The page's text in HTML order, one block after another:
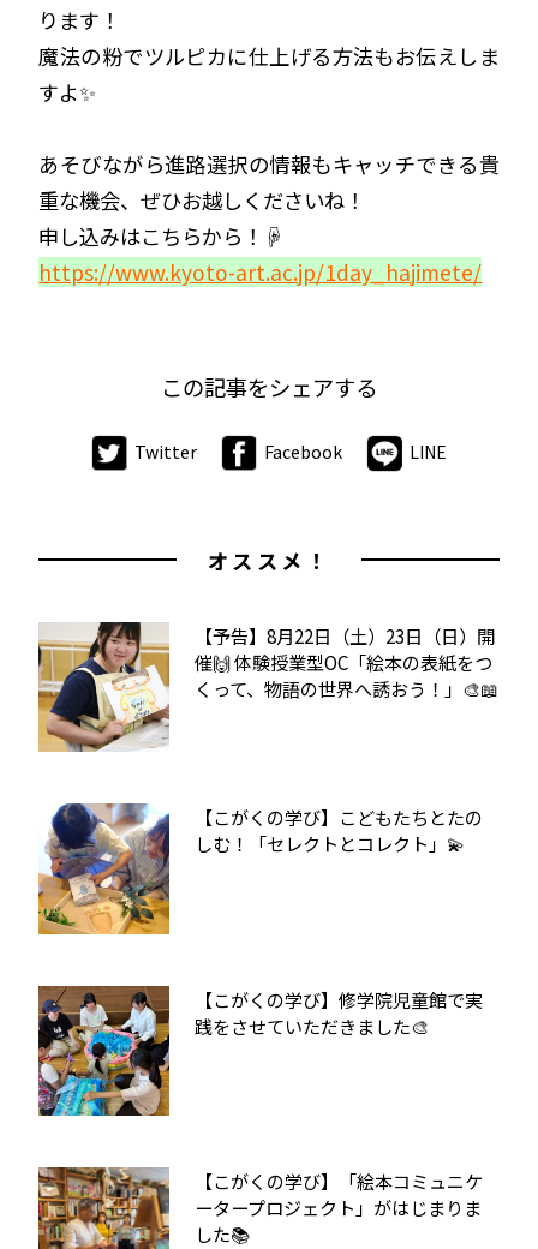
ります！
魔法の粉でツルピカに仕上げる方法もお伝えしま
すよ✨
あそびながら進路選択の情報もキャッチできる貴
重な機会、ぜひお越しくださいね！
申し込みはこちらから！☟
https://www.kyoto-art.ac.jp/1day_hajimete/
この記事をシェアする
Twitter Facebook LINE
オススメ！
【予告】8月22日（土）23日（日）開
催🙌 体験授業型OC「絵本の表紙をつ
くって、物語の世界へ誘おう！」🎨📖
【こがくの学び】こどもたちとたの
しむ！「セレクトとコレクト」💫
【こがくの学び】修学院児童館で実
践をさせていただきました🎨
【こがくの学び】「絵本コミュニケ
ータープロジェクト」がはじまりま
した📚